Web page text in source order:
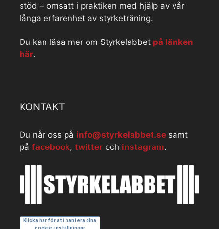
stöd – omsatt i praktiken med hjälp av vår
långa erfarenhet av styrketräning.
Du kan läsa mer om Styrkelabbet på länken
här.
KONTAKT
Du når oss på info@styrkelabbet.se samt
på facebook, twitter och instagram.
Klicka här för att hantera dina
cookie-inställningar